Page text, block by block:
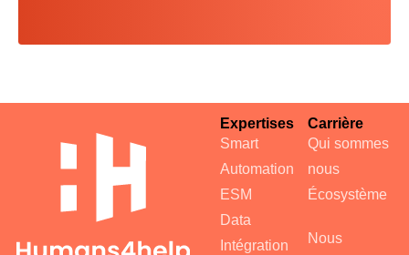
Expertises
Smart
Automation
ESM
Data
Intégration
Carrière
Qui sommes
nous
Écosystème
Nous